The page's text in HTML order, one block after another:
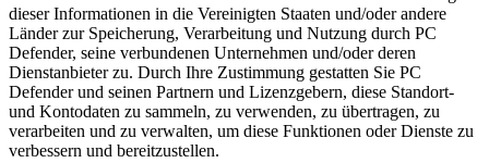
dieser Informationen in die Vereinigten Staaten und/oder andere
Länder zur Speicherung, Verarbeitung und Nutzung durch PC
Defender, seine verbundenen Unternehmen und/oder deren
Dienstanbieter zu. Durch Ihre Zustimmung gestatten Sie PC
Defender und seinen Partnern und Lizenzgebern, diese Standort-
und Kontodaten zu sammeln, zu verwenden, zu übertragen, zu
verarbeiten und zu verwalten, um diese Funktionen oder Dienste zu
verbessern und bereitzustellen.